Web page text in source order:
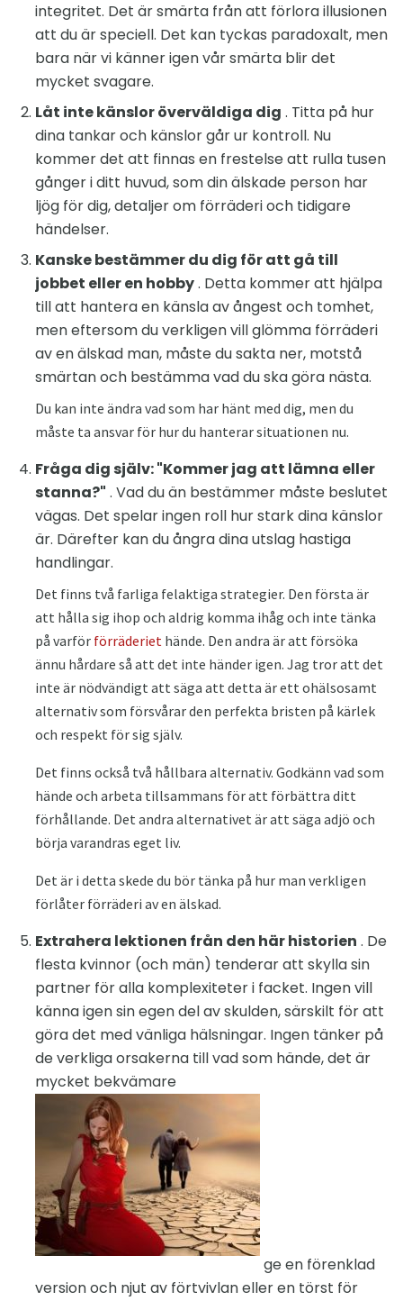
integritet. Det är smärta från att förlora illusionen
att du är speciell. Det kan tyckas paradoxalt, men
bara när vi känner igen vår smärta blir det
mycket svagare.
Låt inte känslor överväldiga dig . Titta på hur
dina tankar och känslor går ur kontroll. Nu
kommer det att finnas en frestelse att rulla tusen
gånger i ditt huvud, som din älskade person har
ljög för dig, detaljer om förräderi och tidigare
händelser.
Kanske bestämmer du dig för att gå till
jobbet eller en hobby. Detta kommer att hjälpa
till att hantera en känsla av ångest och tomhet,
men eftersom du verkligen vill glömma förräderi
av en älskad man, måste du sakta ner, motstå
smärtan och bestämma vad du ska göra nästa.
Du kan inte ändra vad som har hänt med dig, men du
måste ta ansvar för hur du hanterar situationen nu.
Fråga dig själv: "Kommer jag att lämna eller
stanna?" . Vad du än bestämmer måste beslutet
vägas. Det spelar ingen roll hur stark dina känslor
är. Därefter kan du ångra dina utslag hastiga
handlingar.
Det finns två farliga felaktiga strategier. Den första är
att hålla sig ihop och aldrig komma ihåg och inte tänka
på varför förräderiet hände. Den andra är att försöka
ännu hårdare så att det inte händer igen. Jag tror att det
inte är nödvändigt att säga att detta är ett ohälsosamt
alternativ som försvårar den perfekta bristen på kärlek
och respekt för sig själv.
Det finns också två hållbara alternativ. Godkänn vad som
hände och arbeta tillsammans för att förbättra ditt
förhållande. Det andra alternativet är att säga adjö och
börja varandras eget liv.
Det är i detta skede du bör tänka på hur man verkligen
förlåter förräderi av en älskad.
Extrahera lektionen från den här historien . De
flesta kvinnor (och män) tenderar att skylla sin
partner för alla komplexiteter i facket. Ingen vill
känna igen sin egen del av skulden, särskilt för att
göra det med vänliga hälsningar. Ingen tänker på
de verkliga orsakerna till vad som hände, det är
mycket bekvämare
ge en förenklad
version och njut av förtvivlan eller en törst för